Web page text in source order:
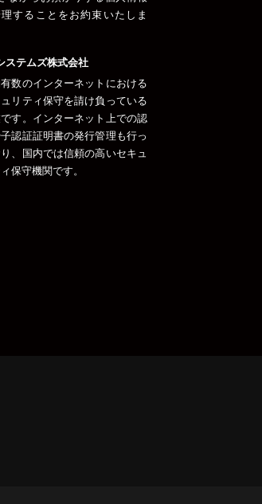
することをお約束いたしま
ステムズ株式会社
有数のインターネットにおける
リティ保守を請け負っている
す。インターネット上での認
認証証明書の発行管理も行っ
、国内では信頼の高いセキュ
保守機関です。